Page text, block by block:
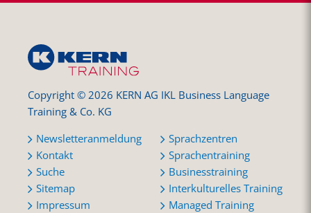
Copyright © 2026 KERN AG IKL Business Language
Training & Co. KG
Newsletteranmeldung
Kontakt
Suche
Sitemap
Impressum
Sprachzentren
Sprachentraining
Businesstraining
Interkulturelles Training
Managed Training